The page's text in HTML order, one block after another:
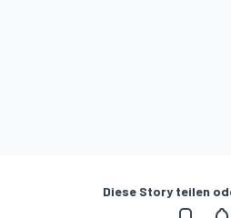
Diese Story teilen